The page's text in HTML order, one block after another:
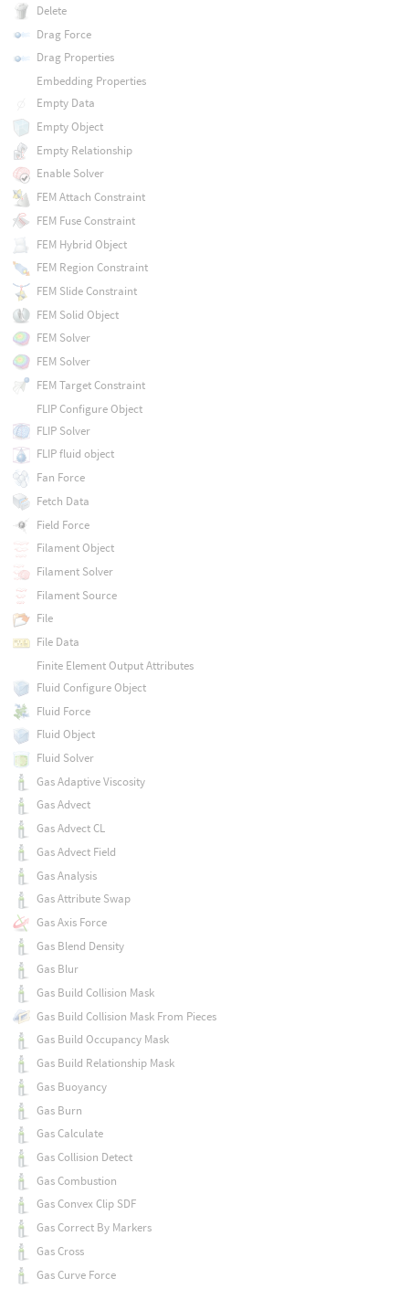
Delete
Drag Force
Drag Properties
Embedding Properties
Empty Data
Empty Object
Empty Relationship
Enable Solver
FEM Attach Constraint
FEM Fuse Constraint
FEM Hybrid Object
FEM Region Constraint
FEM Slide Constraint
FEM Solid Object
FEM Solver
FEM Solver
FEM Target Constraint
FLIP Configure Object
FLIP Solver
FLIP fluid object
Fan Force
Fetch Data
Field Force
Filament Object
Filament Solver
Filament Source
File
File Data
Finite Element Output Attributes
Fluid Configure Object
Fluid Force
Fluid Object
Fluid Solver
Gas Adaptive Viscosity
Gas Advect
Gas Advect CL
Gas Advect Field
Gas Analysis
Gas Attribute Swap
Gas Axis Force
Gas Blend Density
Gas Blur
Gas Build Collision Mask
Gas Build Collision Mask From Pieces
Gas Build Occupancy Mask
Gas Build Relationship Mask
Gas Buoyancy
Gas Burn
Gas Calculate
Gas Collision Detect
Gas Combustion
Gas Convex Clip SDF
Gas Correct By Markers
Gas Cross
Gas Curve Force